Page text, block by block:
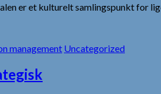
er et kulturelt samlingspunkt for
management Uncategorized